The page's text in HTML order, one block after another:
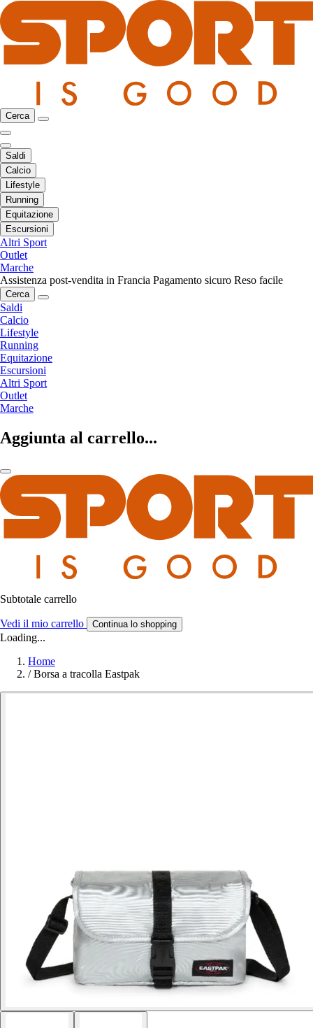
Cerca
Saldi
Calcio
Lifestyle
Running
Equitazione
Escursioni
Altri Sport
Outlet
Marche
Assistenza post-vendita in Francia Pagamento sicuro Reso facile
Cerca
Saldi
Calcio
Lifestyle
Running
Equitazione
Escursioni
Altri Sport
Outlet
Marche
Aggiunta al carrello...
Subtotale carrello
Vedi il mio carrello Continua lo shopping
Loading...
Home
/ Borsa a tracolla Eastpak